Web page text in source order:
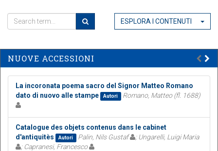
ESPLORA I CONTENUTI
NUOVE ACCESSIONI
La incoronata poema sacro del Signor Matteo Romano
dato di nuovo alle stampe
Autori Romano, Matteo (fl. 1688)
Catalogue des objets contenus dans le cabinet
d'antiquitès
Autori Palin, Nils Gustaf
; Ungarelli, Luigi Maria
; Capranesi, Francesco